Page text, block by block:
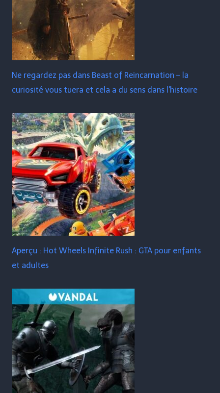
Ne regardez pas dans Beast of Reincarnation – la
curiosité vous tuera et cela a du sens dans l'histoire
Aperçu : Hot Wheels Infinite Rush : GTA pour enfants
et adultes